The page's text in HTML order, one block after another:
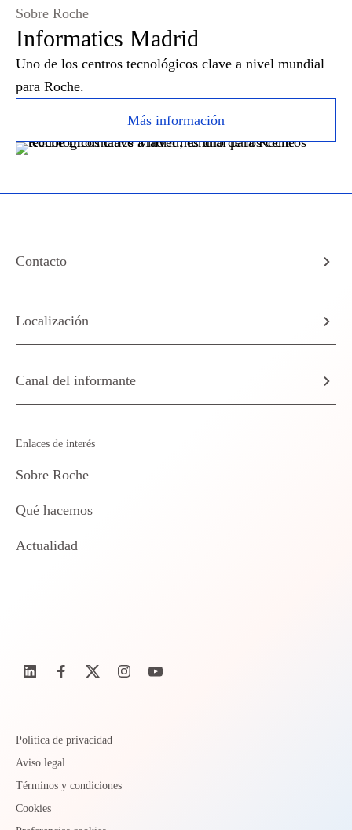
Sobre Roche
Informatics Madrid
Uno de los centros tecnológicos clave a nivel mundial
para Roche.
Más información
Contacto
Localización
Canal del informante
Enlaces de interés
Sobre Roche
Qué hacemos
Actualidad
Política de privacidad
Aviso legal
Términos y condiciones
Cookies